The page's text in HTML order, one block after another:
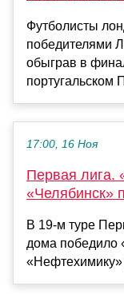
Футболисты
победителями
обыграв в
португальском
17:00, 16 Ноя
Первая лига.
«Челябинск»
В 19-м туре
дома победило
«Нефтехимику»